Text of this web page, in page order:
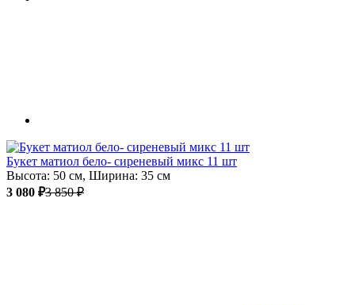
Букет матиол бело- сиреневый микс 11 шт
Высота: 50 см, Ширина: 35 см
3 080 ₽3 850 ₽